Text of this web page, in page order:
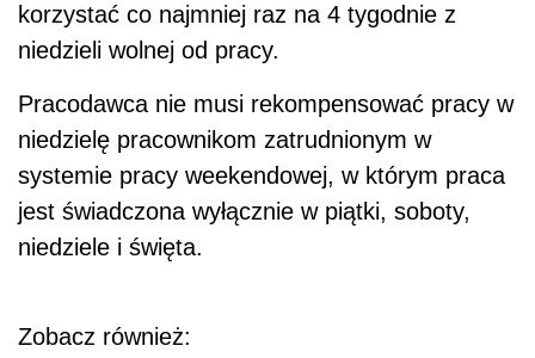
korzystać co najmniej raz na 4 tygodnie z
niedzieli wolnej od pracy.
Pracodawca nie musi rekompensować pracy w
niedzielę pracownikom zatrudnionym w
systemie pracy weekendowej, w którym praca
jest świadczona wyłącznie w piątki, soboty,
niedziele i święta.
Zobacz również: